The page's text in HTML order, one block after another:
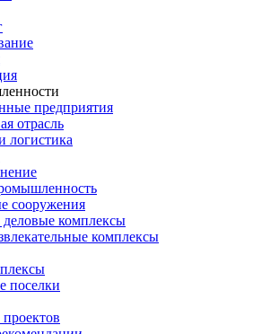
предприятия
отрасль
логистика
сооружения
комплексы
комплексы
поселки